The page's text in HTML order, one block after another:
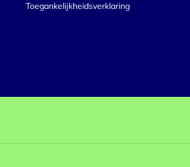
Toegankelijkheidsverklaring